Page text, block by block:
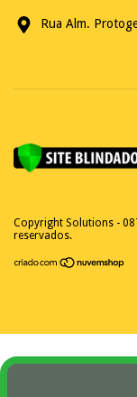
Rua Alm.
Copyright Solutions -
reservados.